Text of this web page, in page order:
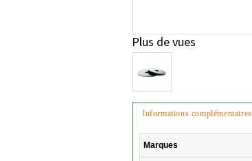
Plus de vues
Informations complémentaires
Marques